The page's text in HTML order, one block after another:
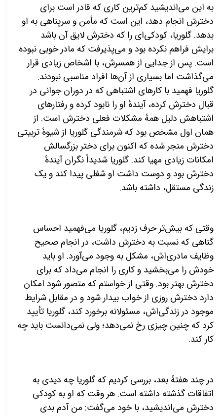
به این می‌اندیشید کم‌ترین کاری که قادر است برای
دخترش انجام دهد، این است که مأمن و سرپناهی به او
بدهد. گلوریا، کودکی‌ای را که دخترش لایق آن باشد
برایش فراهم نکرده بود و می‌پذیرفت که مادر خوبی نبوده
است. پس از جدایی از همسرش، با اشخاص زیادی قرار
می‌گذاشت اما بسیاری از آن‌ها افراد مناسبی نبودند.
گلوریا فهمید با کارهای اشتباهی که در دوران جوانی در
قبال دخترش کرده، آیندهٔ او را نابود کرده و رفتارهای
اشتباهش دلیل همهٔ مشکلات فعلی دخترش است. از
همان اول مشخص بود که شرمندگی گلوریا از شیوهٔ تربیتی
دخترش منجر شده که اکنون برای دختر بزرگسالش
امکانات زیادی مهیا کند. گلوریا شدیداً نگران آیندهٔ
دخترش بود و دوست داشت او شغلی پیدا کند و یک
زندگی مستقل، داشته باشد.
وقتی که بیش‌تر حرف زدیم، گلوریا می‌فهمید احساس
گناهی که نسبت به دخترش داشت، در انجام صحیح
وظایف مادری‌اش، مشکل به وجود می‌آورد. او باید
خودش را می‌بخشید و کاری را انجام می‌داد که برای
دخترش بهتر بود. وقتی از خواستم که متصور شود امکان
دارد دخترش روزی از خواب بیدار شود و در مقابل شرایط
موجود در زندگی‌اش، مسئولانه برخورد کند، گلوریا تأیید
کرد که چنین چیزی رخ نمی‌دهد؛ ولی نمی‌دانست باید چه
کار کند.
در چند هفتهٔ بعد، بررسی کردیم که گلوریا چه دیدی به
اتفاقات گذشته داشته است. هر وقت که او به کودکی
دخترش می‌اندیشید، با خود می‌گفت: من آدم بدی